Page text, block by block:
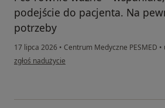
podejście do pacjenta. Na
potrzeby
17 lipca 2026 • Centrum Medyczne PESMED •
w opinii użytkownika Maria
zgłoś nadużycie